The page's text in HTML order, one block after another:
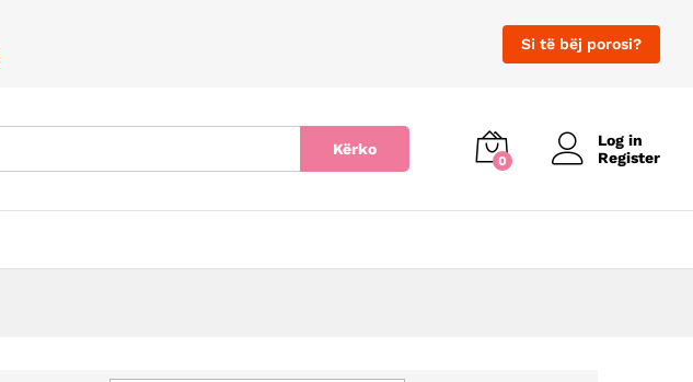
Si të bëj porosi?
Kërko
0
Log in
Register